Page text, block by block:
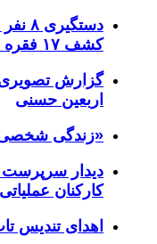
کشف ۱۷ فقره سرقت
گزارش تصویری از
اربعین حسنی
«زندگی شخصی
دیدار سرپرست
کارکنان عملیاتی
اهدای تندیس